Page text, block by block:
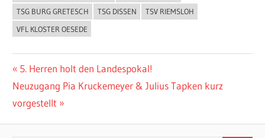
TSG BURG GRETESCH
TSG DISSEN
TSV RIEMSLOH
VFL KLOSTER OESEDE
Beitragsnavigation
Vorheriger
Beitrag:
5. Herren holt den Landespokal!
Nächster
Beitrag:
Neuzugang Pia Kruckemeyer & Julius Tapken kurz
vorgestellt